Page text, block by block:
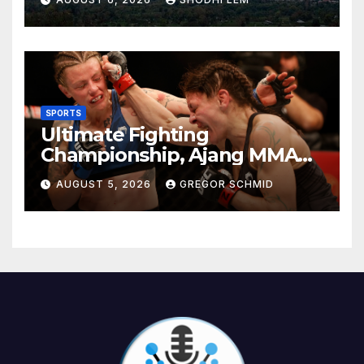
Berkesan
SPORTS
Ultimate Fighting
Championship, Ajang MMA
Paling Bergengsi di Dunia
AUGUST 5, 2026 GREGOR SCHMID